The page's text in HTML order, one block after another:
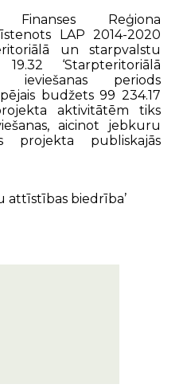
Finanses Reģiona
LAP 2014-2020
un starpvalstu
‘Starpteritoriālā
ieviešanas periods
budžets 99 234.17
aktivitātēm tiks
aicinot jebkuru
projekta publiskajās
attīstības biedrība’